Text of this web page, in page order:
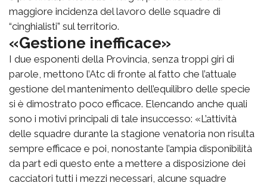
maggiore incidenza del lavoro delle squadre di
“cinghialisti” sul territorio.
«Gestione inefficace»
I due esponenti della Provincia, senza troppi giri di
parole, mettono l’Atc di fronte al fatto che l’attuale
gestione del mantenimento dell’equilibro delle specie
si è dimostrato poco efficace. Elencando anche quali
sono i motivi principali di tale insuccesso: «L’attività
delle squadre durante la stagione venatoria non risulta
sempre efficace e poi, nonostante l’ampia disponibilità
da part edi questo ente a mettere a disposizione dei
cacciatori tutti i mezzi necessari, alcune squadre